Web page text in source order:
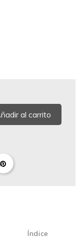
al carrito
Índice